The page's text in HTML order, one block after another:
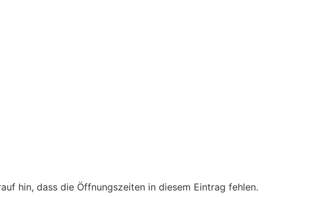
hin, dass die Öffnungszeiten in diesem Eintrag fehlen.